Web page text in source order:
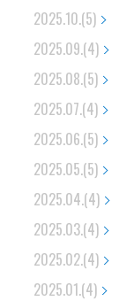
2025.10.(5)
2025.09.(4)
2025.08.(5)
2025.07.(4)
2025.06.(5)
2025.05.(5)
2025.04.(4)
2025.03.(4)
2025.02.(4)
2025.01.(4)